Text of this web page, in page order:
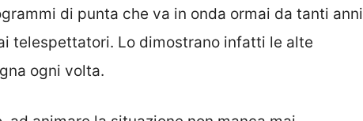
di punta che va in onda ormai da tanti anni
telespettatori. Lo dimostrano infatti le alte
ogni volta.